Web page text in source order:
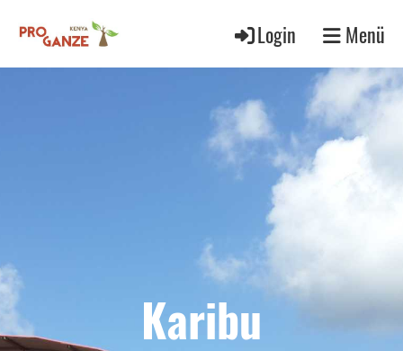
Login Menü
Karibu